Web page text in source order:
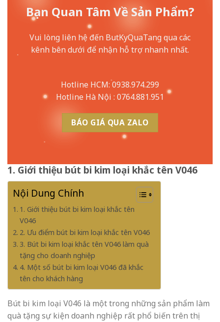
Bạn Quan Tâm Về Sản Phẩm?
Vui lòng liên hệ đến ButKyQuaTang qua các
kênh bên dưới để nhận hỗ trợ nhanh nhất.
Hotline HCM: 0938.974.299
Hotline Hà Nội : 0764.881.951
BÁO GIÁ QUA ZALO
1. Giới thiệu bút bi kim loại khắc tên V046
Nội Dung Chính
1. Giới thiệu bút bi kim loại khắc tên
V046
2. Ưu điểm bút bi kim loại khắc tên V046
3. Bút bi kim loại khắc tên V046 làm quà
tặng cho doanh nghiệp
4. Một số bút bi kim loại V046 đã khắc
tên cho khách hàng
Bút bi kim loại V046 là một trong những sản phẩm làm
quà tặng sự kiện doanh nghiệp rất phổ biến trên thị